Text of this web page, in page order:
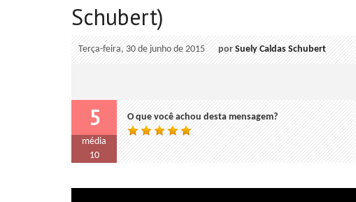
Schubert)
Terça-feira, 30 de junho de 2015 porSuely Caldas Schubert
5
média
10
O que você achou desta mensagem?